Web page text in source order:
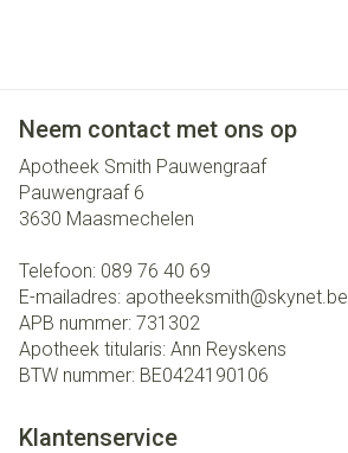
Neem contact met ons op
Apotheek Smith Pauwengraaf
Pauwengraaf 6
3630 Maasmechelen
Telefoon: 089 76 40 69
E-mailadres: apotheeksmith@skynet.be
APB nummer: 731302
Apotheek titularis: Ann Reyskens
BTW nummer: BE0424190106
Klantenservice